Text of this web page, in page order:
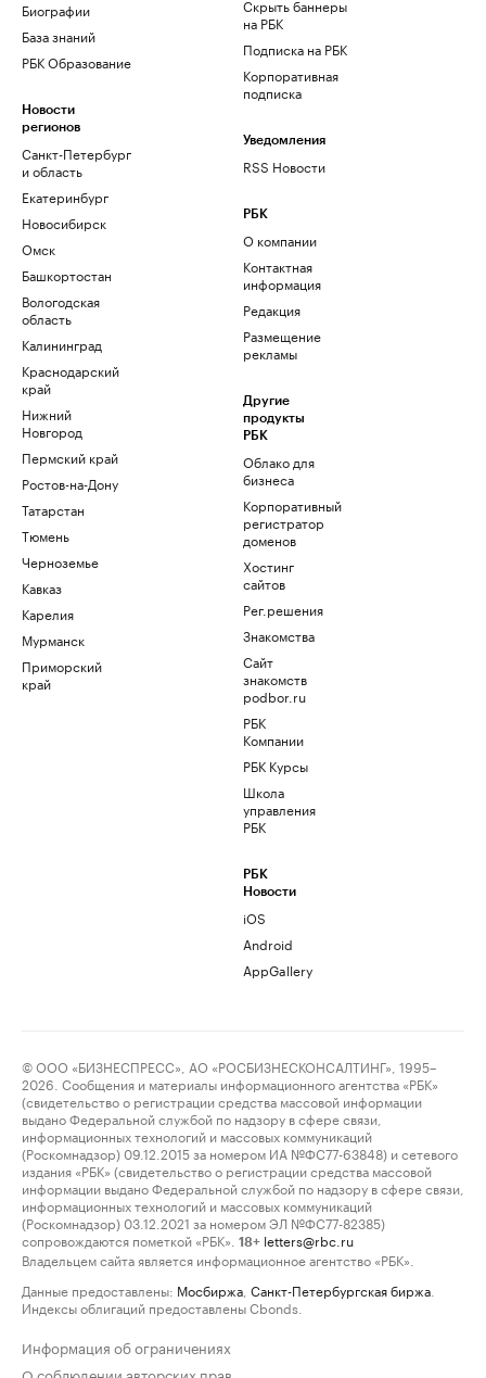
Биографии
База знаний
РБК Образование
Новости
регионов
Санкт-Петербург
и область
Екатеринбург
Новосибирск
Омск
Башкортостан
Вологодская
область
Калининград
Краснодарский
край
Нижний
Новгород
Пермский край
Ростов-на-Дону
Татарстан
Тюмень
Черноземье
Кавказ
Карелия
Мурманск
Приморский
край
Скрыть баннеры
на РБК
Подписка на РБК
Корпоративная
подписка
Уведомления
RSS Новости
РБК
О компании
Контактная
информация
Редакция
Размещение
рекламы
Другие
продукты
РБК
Облако для
бизнеса
Корпоративный
регистратор
доменов
Хостинг
сайтов
Рег.решения
Знакомства
Сайт
знакомств
podbor.ru
РБК
Компании
РБК Курсы
Школа
управления
РБК
РБК
Новости
iOS
Android
AppGallery
© ООО «БИЗНЕСПРЕСС», АО «РОСБИЗНЕСКОНСАЛТИНГ», 1995–
2026. Сообщения и материалы информационного агентства «РБК»
(свидетельство о регистрации средства массовой информации
выдано Федеральной службой по надзору в сфере связи,
информационных технологий и массовых коммуникаций
(Роскомнадзор) 09.12.2015 за номером ИА №ФС77-63848) и сетевого
издания «РБК» (свидетельство о регистрации средства массовой
информации выдано Федеральной службой по надзору в сфере связи,
информационных технологий и массовых коммуникаций
(Роскомнадзор) 03.12.2021 за номером ЭЛ №ФС77-82385)
сопровождаются пометкой «РБК».
18+ letters@rbc.ru
Владельцем сайта является информационное агентство «РБК».
Данные предоставлены: Мосбиржа Санкт-Петербургская биржа
Индексы облигаций предоставлены Cbonds.
Информация об ограничениях
О соблюдении авторских прав